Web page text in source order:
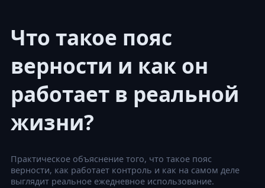
Что такое пояс
верности и как он
работает в реальной
жизни?
Практическое объяснение того, что такое пояс
верности, как работает контроль и как на самом деле
выглядит реальное ежедневное использование.